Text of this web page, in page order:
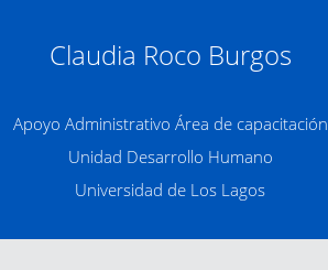
Claudia Roco Burgos
Apoyo Administrativo Área de capacitación
Unidad Desarrollo Humano
Universidad de Los Lagos